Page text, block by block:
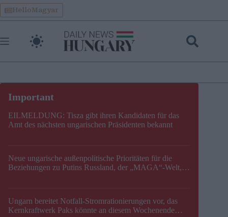
Skip
to
content
HelloMagyar
EILMELDUNG: Tisza gibt ihren Kandidaten für das
Amt des nächsten ungarischen Präsidenten bekannt
Neue ungarische außenpolitische Prioritäten für die
Beziehungen zu Putins Russland, der „MAGA“-Welt,
Ungarn bereitet Notfall-Stromrationierungen vor, das
Kernkraftwerk Paks könnte an diesem Wochenende